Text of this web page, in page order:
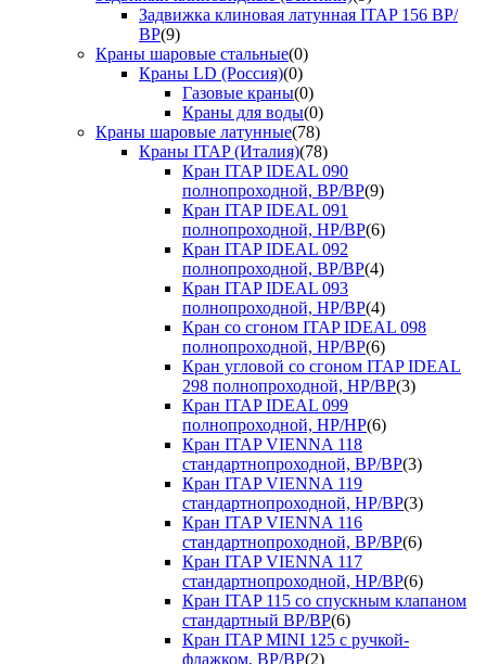
Задвижка клиновая латунная ITAP 156 ВР/
ВР(9)
Краны шаровые стальные(0)
Краны LD (Россия)(0)
Газовые краны(0)
Краны для воды(0)
Краны шаровые латунные(78)
Краны ITAP (Италия)(78)
Кран ITAP IDEAL 090
полнопроходной, ВР/ВР(9)
Кран ITAP IDEAL 091
полнопроходной, НР/ВР(6)
Кран ITAP IDEAL 092
полнопроходной, ВР/ВР(4)
Кран ITAP IDEAL 093
полнопроходной, НР/ВР(4)
Кран со сгоном ITAP IDEAL 098
полнопроходной, НР/ВР(6)
Кран угловой со сгоном ITAP IDEAL
298 полнопроходной, НР/ВР(3)
Кран ITAP IDEAL 099
полнопроходной, НР/НР(6)
Кран ITAP VIENNA 118
стандартнопроходной, ВР/ВР(3)
Кран ITAP VIENNA 119
стандартнопроходной, НР/ВР(3)
Кран ITAP VIENNA 116
стандартнопроходной, ВР/ВР(6)
Кран ITAP VIENNA 117
стандартнопроходной, НР/ВР(6)
Кран ITAP 115 со спускным клапаном
стандартный ВР/ВР(6)
Кран ITAP MINI 125 с ручкой-
флажком, ВР/ВР(2)